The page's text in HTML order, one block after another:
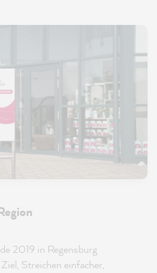
2019 in Regensburg
Streichen einfacher,